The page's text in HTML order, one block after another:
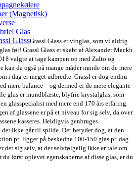
(Magnetisk)
Glas
GlassGrassl Glass er vinglas, som vi aldrig
før! Grassl Glass er skabt af Alexander Mackh
valgte at tage kampen op med Zalto og
kan da også på mange måder minde om de mere
i dag er meget udbredte. Grassl er dog endnu
mere balance – og dermed er de mere elegante
glas er mundblæste, blyfrie krystalglas, som
glasspecialist med mere end 170 års erfaring.
af glassene er på et niveau for sig selv, da over
kasseres. Heldigvis genbruges
det ikke går til spilde. Det betyder dog, at den
pt. ligger på beskedne 100-150 glas pr. dag
det sig selv, at der selvfølgelig ikke er tale om
først oplevet egenskaberne af disse glas, er du